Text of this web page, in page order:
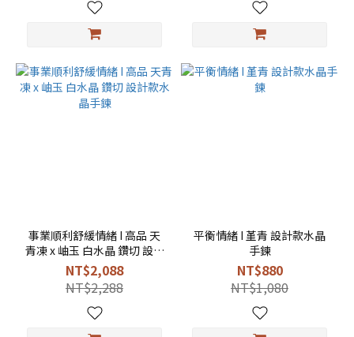
事業順利舒緩情緒 I 高品 天
青凍 x 岫玉 白水晶 鑽切 設計
款水晶手鍊
NT$2,088
NT$2,288
平衡情緒 I 堇青 設計款水晶
手鍊
NT$880
NT$1,080